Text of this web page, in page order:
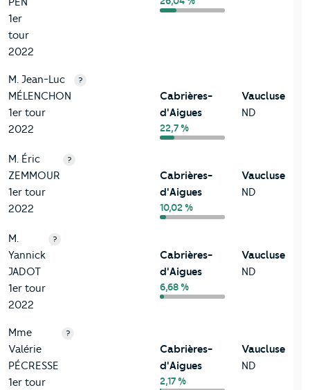
1er
tour
2022
M. Jean-Luc
MÉLENCHON
1er tour
2022
?
Cabrières-
d'Aigues
22,7 %
Vaucluse
ND
M. Éric
ZEMMOUR
1er tour
2022
?
Cabrières-
d'Aigues
10,02 %
Vaucluse
ND
M.
Yannick
JADOT
1er tour
2022
?
Cabrières-
d'Aigues
6,68 %
Vaucluse
ND
Mme
Valérie
PÉCRESSE
1er tour
?
Cabrières-
d'Aigues
2,17 %
Vaucluse
ND